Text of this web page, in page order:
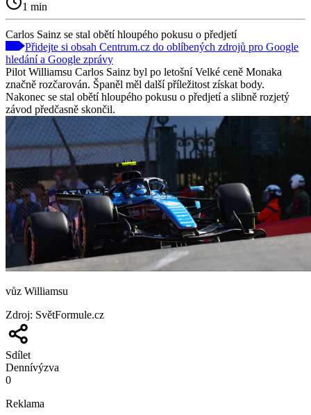
1 min
Carlos Sainz se stal obětí hloupého pokusu o předjetí
Přidejte si obsah Centrum.cz do oblíbených zdrojů pro Google
hledání a Google zprávy
Pilot Williamsu Carlos Sainz byl po letošní Velké ceně Monaka
značně rozčarován. Španěl měl další příležitost získat body.
Nakonec se stal obětí hloupého pokusu o předjetí a slibně rozjetý
závod předčasně skončil.
vůz Williamsu
Zdroj: SvětFormule.cz
Sdílet
Dennívýzva
0
Reklama